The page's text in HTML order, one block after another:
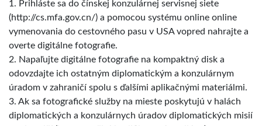
1. Prihláste sa do čínskej konzulárnej servisnej siete
(http://cs.mfa.gov.cn/) a pomocou systému online online
vymenovania do cestovného pasu v USA vopred nahrajte a
overte digitálne fotografie.
2. Napaľujte digitálne fotografie na kompaktný disk a
odovzdajte ich ostatným diplomatickým a konzulárnym
úradom v zahraničí spolu s ďalšími aplikačnými materiálmi.
3. Ak sa fotografické služby na mieste poskytujú v halách
diplomatických a konzulárnych úradov diplomatických misií